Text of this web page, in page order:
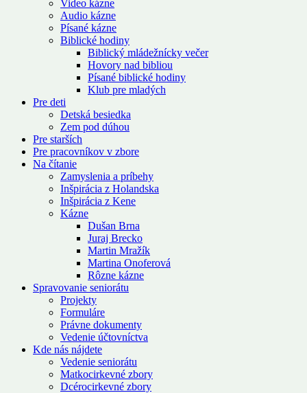
Video kázne
Audio kázne
Písané kázne
Biblické hodiny
Biblický mládežnícky večer
Hovory nad bibliou
Písané biblické hodiny
Klub pre mladých
Pre deti
Detská besiedka
Zem pod dúhou
Pre starších
Pre pracovníkov v zbore
Na čítanie
Zamyslenia a príbehy
Inšpirácia z Holandska
Inšpirácia z Kene
Kázne
Dušan Brna
Juraj Brecko
Martin Mražík
Martina Onoferová
Rôzne kázne
Spravovanie seniorátu
Projekty
Formuláre
Právne dokumenty
Vedenie účtovníctva
Kde nás nájdete
Vedenie seniorátu
Matkocirkevné zbory
Dcérocirkevné zbory